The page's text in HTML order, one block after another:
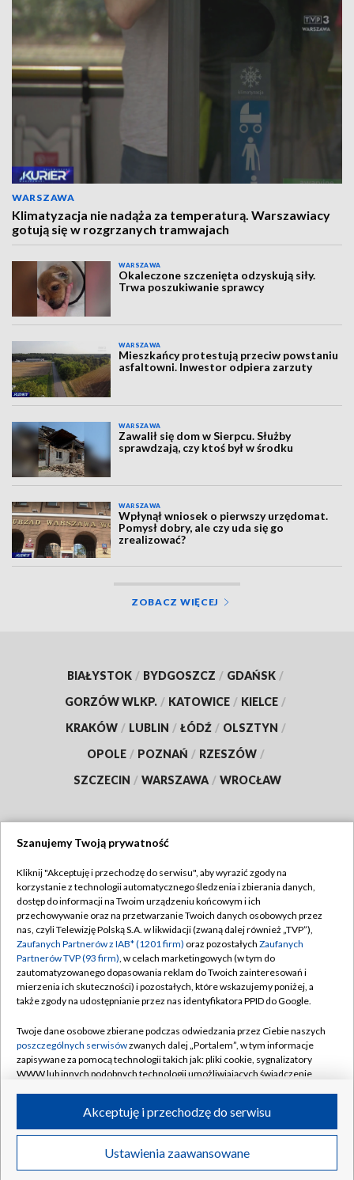
WARSZAWA
Klimatyzacja nie nadąża za temperaturą. Warszawiacy
gotują się w rozgrzanych tramwajach
WARSZAWA
Okaleczone szczenięta odzyskują siły.
Trwa poszukiwanie sprawcy
WARSZAWA
Mieszkańcy protestują przeciw powstaniu
asfaltowni. Inwestor odpiera zarzuty
WARSZAWA
Zawalił się dom w Sierpcu. Służby
sprawdzają, czy ktoś był w środku
WARSZAWA
Wpłynął wniosek o pierwszy urzędomat.
Pomysł dobry, ale czy uda się go
zrealizować?
ZOBACZ WIĘCEJ
BIAŁYSTOK / BYDGOSZCZ / GDAŃSK /
GORZÓW WLKP. / KATOWICE / KIELCE /
KRAKÓW / LUBLIN / ŁÓDŹ / OLSZTYN /
OPOLE / POZNAŃ / RZESZÓW /
SZCZECIN / WARSZAWA / WROCŁAW
TVP
Abonament TVP
Emisja w TVP
Centrum informacji TVP
Naziemna Telewizja Cyfrowa
Rada Programowa
System NOS
Informacje o nadawcy
Program dla prasy
Ogłoszenie przetargowe
Regulamin TVP
Polityka prywatności
Moje zgody
Pomoc
Kontakt
Kanały
©2026 Telewizja Polska S.A. w likwidacji
Szanujemy Twoją prywatność
Kliknij "Akceptuję i przechodzę do serwisu", aby wyrazić zgody na
korzystanie z technologii automatycznego śledzenia i zbierania danych,
dostęp do informacji na Twoim urządzeniu końcowym i ich
przechowywanie oraz na przetwarzanie Twoich danych osobowych przez
nas, czyli Telewizję Polską S.A. w likwidacji (zwaną dalej również „TVP”),
Zaufanych Partnerów z IAB* (1201 firm) oraz pozostałych Zaufanych
Partnerów TVP (93 firm), w celach marketingowych (w tym do
zautomatyzowanego dopasowania reklam do Twoich zainteresowań i
mierzenia ich skuteczności) i pozostałych, które wskazujemy poniżej, a
także zgody na udostępnianie przez nas identyfikatora PPID do Google.
Twoje dane osobowe zbierane podczas odwiedzania przez Ciebie naszych
poszczególnych serwisówzwanych dalej „Portalem”, w tym informacje
zapisywane za pomocą technologii takich jak: pliki cookie, sygnalizatory
WWW lub innych podobnych technologii umożliwiających świadczenie
ruchu w Internecie.
Twoje dane osobowe zbierane podczas odwiedzania przez Ciebie
poszczególnych serwisówna Portalu, takie jak adresy IP, identyfikatory
Ustawienia zaawansowane
Akceptuję i przechodzę do serwisu